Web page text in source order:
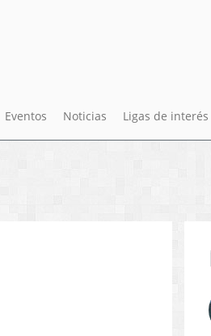
Eventos Noticias Ligas de interés